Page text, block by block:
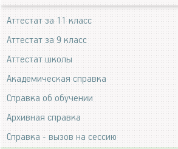
Аттестат за 11 класс
Аттестат за 9 класс
Аттестат школы
Академическая справка
Справка об обучении
Архивная справка
Справка - вызов на сессию